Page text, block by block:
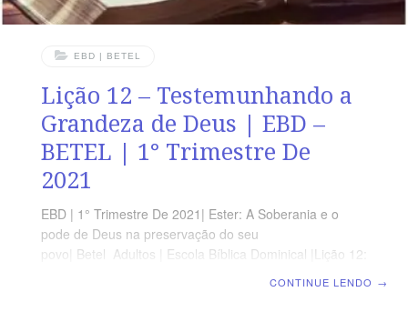
EBD | BETEL
Lição 12 – Testemunhando a
Grandeza de Deus | EBD –
BETEL | 1° Trimestre De
2021
EBD | 1° Trimestre De 2021| Ester: A Soberania e o
pode de Deus na preservação do seu
povo| Betel Adultos | Escola Bíblica Dominical |Lição 12:
CONTINUE LENDO →